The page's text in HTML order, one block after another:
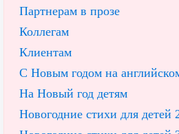
Партнерам в прозе
Коллегам
Клиентам
С Новым годом на
На Новый год детям
Новогодние стихи для детей